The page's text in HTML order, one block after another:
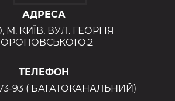
АДРЕСА
М. КИЇВ, ВУЛ. ГЕОРГІЯ
ТЕЛЕФОН
93 ( БАГАТОКАНАЛЬНИЙ)